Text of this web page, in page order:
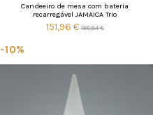
Candeeiro de mesa com bateria
recarregável JAMAICA Trio
151,96 € 168,84 €
-10%